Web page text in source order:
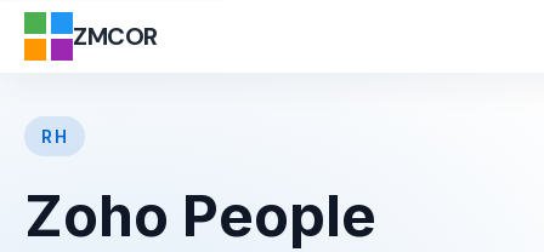
ZMCOR
RH
Zoho People